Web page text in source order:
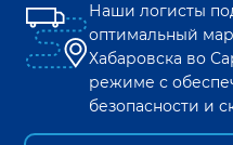
Наши логисты
оптимальный
Хабаровска во
режиме с
безопасности и